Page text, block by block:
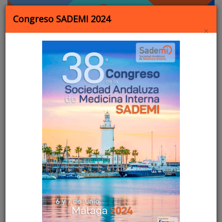
Congreso SADEMI 2024
×
iEvents
Newsletter